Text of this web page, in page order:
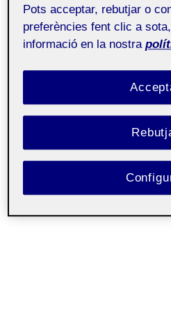
Pots acceptar, rebutjar o
preferències fent clic a
informació en la nostra